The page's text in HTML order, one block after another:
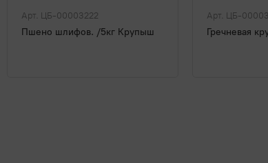
Арт. ЦБ-00003222
Пшено шлифов. /5кг Крупыш
Арт. ЦБ-
Гречневая